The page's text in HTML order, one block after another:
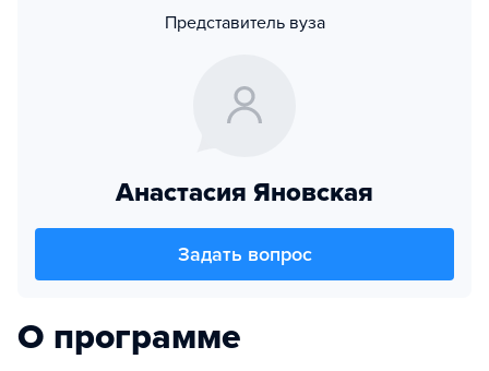
Представитель вуза
Анастасия Яновская
Задать вопрос
О программе